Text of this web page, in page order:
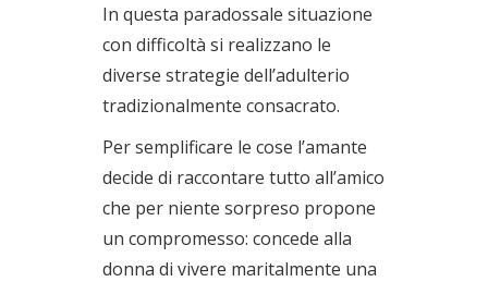
In questa paradossale situazione
con difficoltà si realizzano le
diverse strategie dell’adulterio
tradizionalmente consacrato.
Per semplificare le cose l’amante
decide di raccontare tutto all’amico
che per niente sorpreso propone
un compromesso: concede alla
donna di vivere maritalmente una